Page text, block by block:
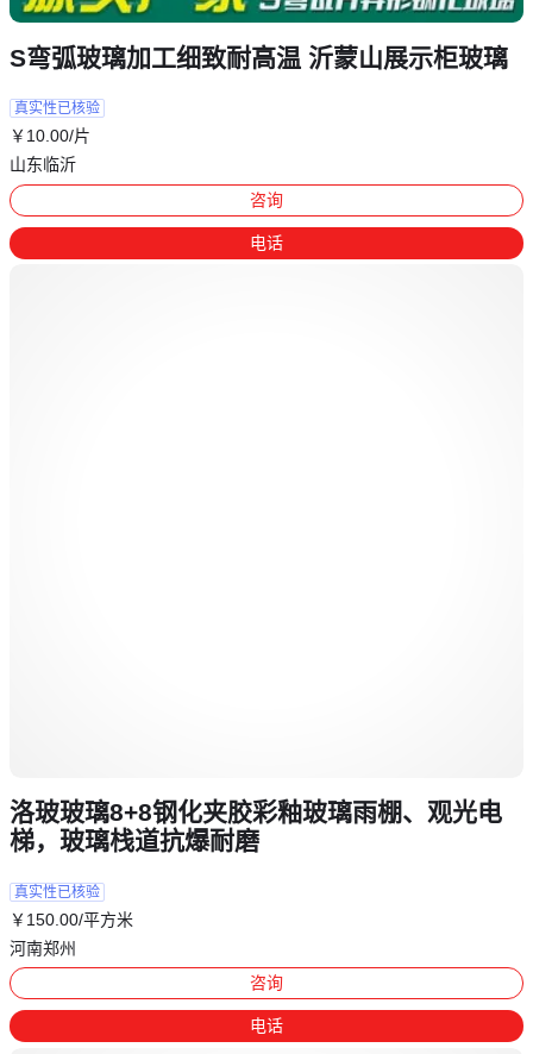
S弯弧玻璃加工细致耐高温 沂蒙山展示柜玻璃
真实性已核验
￥ 10 .00/片
山东临沂
咨询
电话
洛玻玻璃8+8钢化夹胶彩釉玻璃雨棚、观光电
梯，玻璃栈道抗爆耐磨
真实性已核验
￥ 150 .00/平方米
河南郑州
咨询
电话